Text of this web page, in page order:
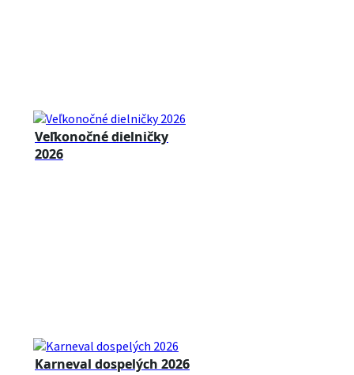
Veľkonočné dielničky
2026
Karneval dospelých 2026